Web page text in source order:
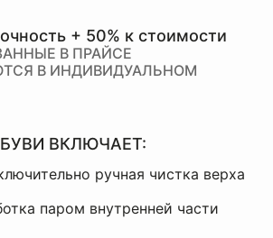
+ 50% к стоимости
В ПРАЙСЕ
В ИНДИВИДУАЛЬНОМ
ВКЛЮЧАЕТ:
ручная чистка верха
паром внутренней части